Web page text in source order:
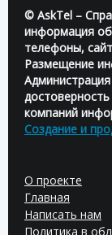
© AskTel –
информация об
телефоны,
Размещение
компаний
Создание и
О проекте
Главная
Написать нам
Политика в